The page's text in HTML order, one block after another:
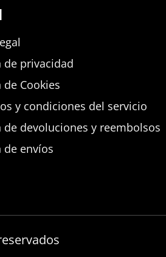
de privacidad
de Cookies
y condiciones del servicio
de devoluciones y reembolsos
de envíos